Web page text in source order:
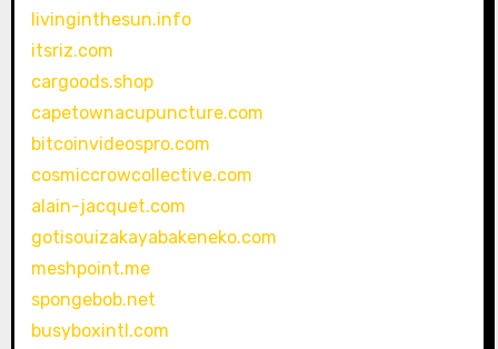
livinginthesun.info
itsriz.com
cargoods.shop
capetownacupuncture.com
bitcoinvideospro.com
cosmiccrowcollective.com
alain-jacquet.com
gotisouizakayabakeneko.com
meshpoint.me
spongebob.net
busyboxintl.com